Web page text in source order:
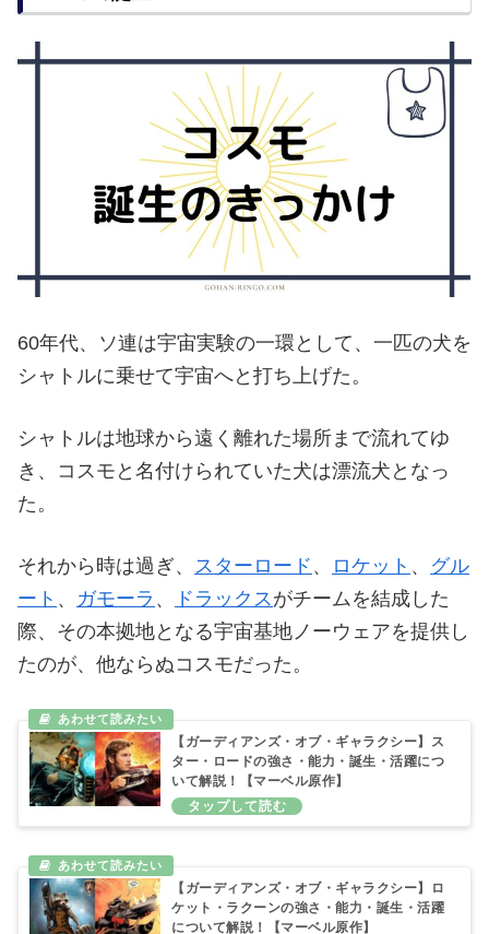
60年代、ソ連は宇宙実験の一環として、一匹の犬を
シャトルに乗せて宇宙へと打ち上げた。
シャトルは地球から遠く離れた場所まで流れてゆ
き、コスモと名付けられていた犬は漂流犬となっ
た。
それから時は過ぎ、 スターロード 、 ロケット 、 グル
ート 、 ガモーラ 、 ドラックスがチームを結成した
際、その本拠地となる宇宙基地ノーウェアを提供し
たのが、他ならぬコスモだった。
【ガーディアンズ・オブ・ギャラクシー】ス
ター・ロードの強さ・能力・誕生・活躍につ
いて解説！【マーベル原作】
【ガーディアンズ・オブ・ギャラクシー】ロ
ケット・ラクーンの強さ・能力・誕生・活躍
について解説！【マーベル原作】